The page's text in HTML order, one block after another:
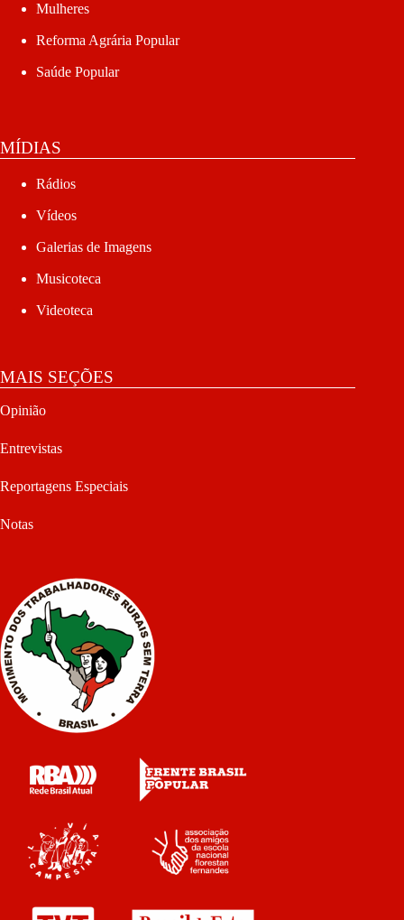
Mulheres
Reforma Agrária Popular
Saúde Popular
MÍDIAS
Rádios
Vídeos
Galerias de Imagens
Musicoteca
Videoteca
MAIS SEÇÕES
Opinião
Entrevistas
Reportagens Especiais
Notas